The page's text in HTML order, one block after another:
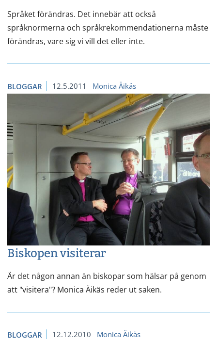
Språket förändras. Det innebär att också
språknormerna och språkrekommendationerna måste
förändras, vare sig vi vill det eller inte.
BLOGGAR 12.5.2011 Monica Äikäs
Biskopen visiterar
Är det någon annan än biskopar som hälsar på genom
att "visitera"? Monica Äikäs reder ut saken.
BLOGGAR 12.12.2010 Monica Äikäs